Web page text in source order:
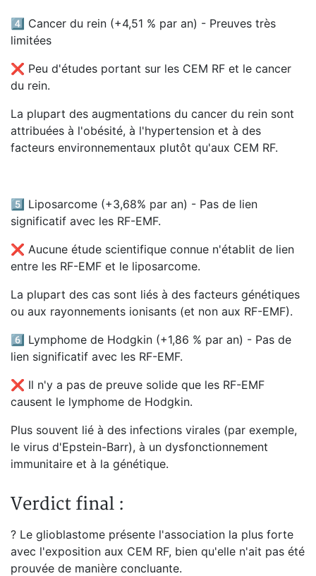
4️⃣ Cancer du rein (+4,51 % par an) - Preuves très
limitées
❌ Peu d'études portant sur les CEM RF et le cancer
du rein.
La plupart des augmentations du cancer du rein sont
attribuées à l'obésité, à l'hypertension et à des
facteurs environnementaux plutôt qu'aux CEM RF.
5️⃣ Liposarcome (+3,68% par an) - Pas de lien
significatif avec les RF-EMF.
❌ Aucune étude scientifique connue n'établit de lien
entre les RF-EMF et le liposarcome.
La plupart des cas sont liés à des facteurs génétiques
ou aux rayonnements ionisants (et non aux RF-EMF).
6️⃣ Lymphome de Hodgkin (+1,86 % par an) - Pas de
lien significatif avec les RF-EMF.
❌ Il n'y a pas de preuve solide que les RF-EMF
causent le lymphome de Hodgkin.
Plus souvent lié à des infections virales (par exemple,
le virus d'Epstein-Barr), à un dysfonctionnement
immunitaire et à la génétique.
Verdict final :
? Le glioblastome présente l'association la plus forte
avec l'exposition aux CEM RF, bien qu'elle n'ait pas été
prouvée de manière concluante.